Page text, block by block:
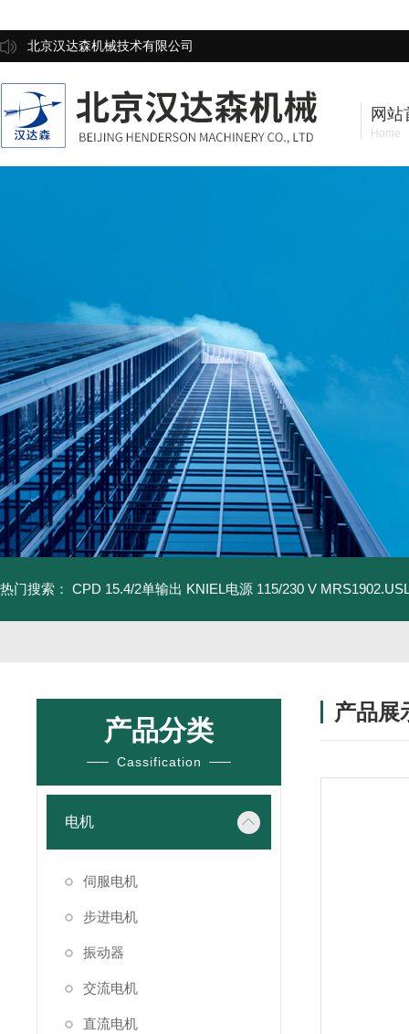
北京汉达森机械技术有限公司
网站
Home
热门搜索： CPD 15.4/2单输出 KNIEL电源 115/230 V
产品分类
Cassification
电机
伺服电机
步进电机
振动器
交流电机
直流电机
产品展